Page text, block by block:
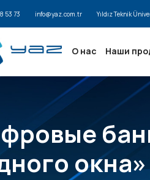
53 73 info@yaz.com.tr Yıldız Teknik
О нас Наши
окна»